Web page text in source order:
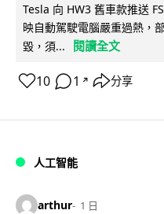
Tesla 向 HW3 舊車款推送
映自動駕駛電腦嚴重過熱，
毀，須...
閱讀全文
10 1 ↗ 分享
人工智能
arthur 1 日